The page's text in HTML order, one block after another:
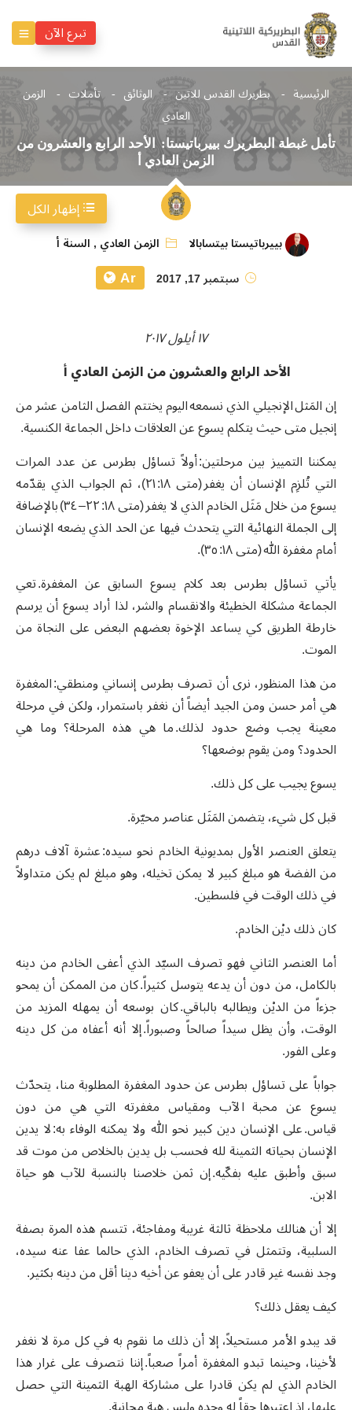
تبرع الآن
الرئيسية بطريرك القدس للاتين الوثائق تأملات
الزمن
العادي
تأمل غبطة البطريرك بييرباتيستا: الأحد الرابع والعشرون من
الزمن العادي أ
بييرباتيستا بيتسابالا الزمن العادي , السنة أ
سبتمبر 17, 2017
Ar
١٧ أيلول ٢٠١٧
الأحد الرابع والعشرون من الزمن العادي أ
إن المَثل الإنجيلي الذي نسمعه اليوم يختتم الفصل الثامن عشر من
إنجيل متى حيث يتكلم يسوع عن العلاقات داخل الجماعة الكنسية.
يمكننا التمييز بين مرحلتين: أولاً تساؤل بطرس عن عدد المرات
التي تُلزِم الإنسان أن يغفر (متى ١٨: ٢١)، ثم الجواب الذي يقدّمه
يسوع من خلال مَثَل الخادم الذي لا يغفر (متى ١٨: ٢٢– ٣٤) بالإضافة
إلى الجملة النهائية التي يتحدث فيها عن الحد الذي يضعه الإنسان
أمام مغفرة الله (متى ١٨: ٣٥).
يأتي تساؤل بطرس بعد كلام يسوع السابق عن المغفرة. تعي
الجماعة مشكلة الخطيئة والانقسام والشر، لذا أراد يسوع أن يرسم
خارطة الطريق كي يساعد الإخوة بعضهم البعض على النجاة من
الموت.
من هذا المنظور، نرى أن تصرف بطرس إنساني ومنطقي: المغفرة
هي أمر حسن ومن الجيد أيضاً أن نغفر باستمرار، ولكن في مرحلة
معينة يجب وضع حدود لذلك. ما هي هذه المرحلة؟ وما هي
الحدود؟ ومن يقوم بوضعها؟
يسوع يجيب على كل ذلك.
قبل كل شيء، يتضمن المَثَل عناصر محيّرة.
يتعلق العنصر الأول بمديونية الخادم نحو سيده: عشرة آلاف درهم
من الفضة هو مبلغ كبير لا يمكن تخيله، وهو مبلغ لم يكن متداولاً
في ذلك الوقت في فلسطين.
كان ذلك ديْن الخادم.
أما العنصر الثاني فهو تصرف السيّد الذي أعفى الخادم من دينه
بالكامل، من دون أن يدعه يتوسل كثيراً. كان من الممكن أن يمحو
جزءاً من الديْن ويطالبه بالباقي. كان بوسعه أن يمهله المزيد من
الوقت، وأن يظل سيداً صالحاً وصبوراً. إلا أنه أعفاه من كل دينه
وعلى الفور.
جواباً على تساؤل بطرس عن حدود المغفرة المطلوبة منا، يتحدّث
يسوع عن محبة الآب ومقياس مغفرته التي هي من دون
قياس. على الإنسان دين كبير نحو الله ولا يمكنه الوفاء به: لا يدين
الإنسان بحياته الثمينة لله فحسب بل يدين بالخلاص من موت قد
سبق وأطبق عليه بفكّيه. إن ثمن خلاصنا بالنسبة للآب هو حياة
الابن.
إلا أن هنالك ملاحظة ثالثة غريبة ومفاجئة، تتسم هذه المرة بصفة
السلبية، وتتمثل في تصرف الخادم، الذي حالما عفا عنه سيده،
وجد نفسه غير قادر على أن يعفو عن أخيه دينا أقل من دينه بكثير.
كيف يعقل ذلك؟
قد يبدو الأمر مستحيلاً، إلا أن ذلك ما نقوم به في كل مرة لا نغفر
لأخينا، وحينما تبدو المغفرة أمراً صعباً. إننا نتصرف على غرار هذا
الخادم الذي لم يكن قادرا على مشاركة الهبة الثمينة التي حصل
إظهار الكل